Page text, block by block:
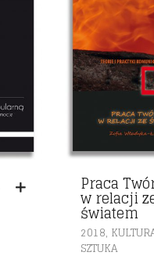
Praca
w relacji
światem
2018,
SZTUKA